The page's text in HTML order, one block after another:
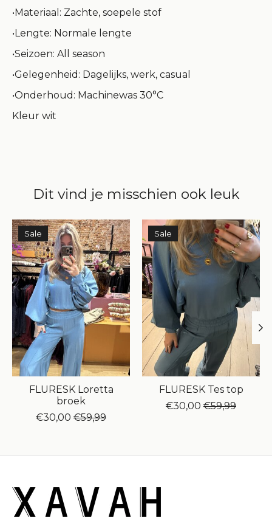
•Materiaal: Zachte, soepele stof
•Lengte: Normale lengte
•Seizoen: All season
•Gelegenheid: Dagelijks, werk, casual
•Onderhoud: Machinewas 30°C
Kleur wit
Dit vind je misschien ook leuk
Items van productcarrousel
Sale
FLURESK Loretta
broek
€30,00 €59,99
Sale
FLURESK Tes top
€30,00 €59,99